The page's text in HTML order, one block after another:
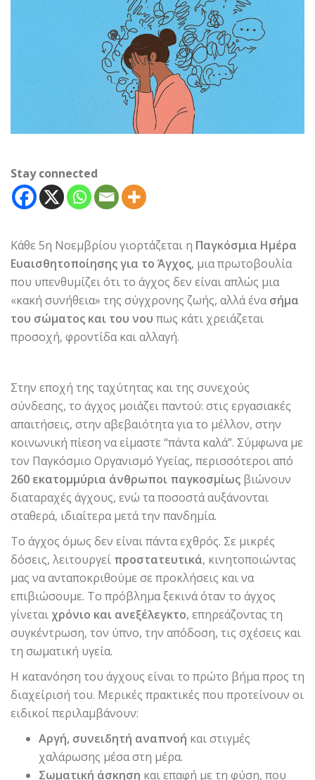
Stay connected
Κάθε 5η Νοεμβρίου γιορτάζεται η Παγκόσμια Ημέρα
Ευαισθητοποίησης για το Άγχος, μια πρωτοβουλία
που υπενθυμίζει ότι το άγχος δεν είναι απλώς μια
«κακή συνήθεια» της σύγχρονης ζωής, αλλά ένασήμα
του σώματος και του νου πως κάτι χρειάζεται
προσοχή, φροντίδα και αλλαγή.
Στην εποχή της ταχύτητας και της συνεχούς
σύνδεσης, το άγχος μοιάζει παντού: στις εργασιακές
απαιτήσεις, στην αβεβαιότητα για το μέλλον, στην
κοινωνική πίεση να είμαστε “πάντα καλά”. Σύμφωνα με
τον Παγκόσμιο Οργανισμό Υγείας, περισσότεροι από
260 εκατομμύρια άνθρωποι παγκοσμίως βιώνουν
διαταραχές άγχους, ενώ τα ποσοστά αυξάνονται
σταθερά, ιδιαίτερα μετά την πανδημία.
Το άγχος όμως δεν είναι πάντα εχθρός. Σε μικρές
δόσεις, λειτουργεί προστατευτικά, κινητοποιώντας
μας να ανταποκριθούμε σε προκλήσεις και να
επιβιώσουμε. Το πρόβλημα ξεκινά όταν το άγχος
γίνεται χρόνιο και ανεξέλεγκτο, επηρεάζοντας τη
συγκέντρωση, τον ύπνο, την απόδοση, τις σχέσεις και
τη σωματική υγεία.
Η κατανόηση του άγχους είναι το πρώτο βήμα προς τη
διαχείρισή του. Μερικές πρακτικές που προτείνουν οι
ειδικοί περιλαμβάνουν:
Αργή, συνειδητή αναπνοή και στιγμές
χαλάρωσης μέσα στη μέρα.
Σωματική άσκηση και επαφή με τη φύση, που